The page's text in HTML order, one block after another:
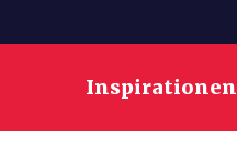
Inspirationen